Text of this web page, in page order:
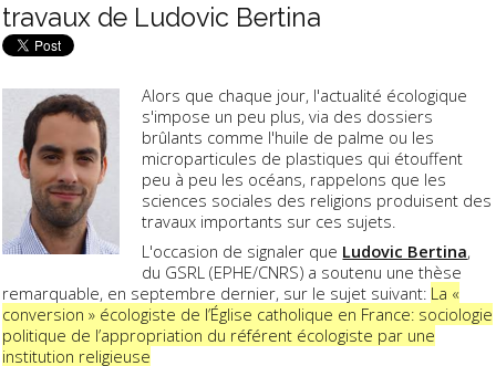
travaux de Ludovic Bertina
Alors que chaque jour, l'actualité écologique
s'impose un peu plus, via des dossiers
brûlants comme l'huile de palme ou les
microparticules de plastiques qui étouffent
peu à peu les océans, rappelons que les
sciences sociales des religions produisent des
travaux importants sur ces sujets.
L'occasion de signaler que Ludovic Bertina,
du GSRL (EPHE/CNRS) a soutenu une thèse
remarquable, en septembre dernier, sur le sujet suivant: La «
conversion » écologiste de l’Église catholique en France: sociologie
politique de l’appropriation du référent écologiste par une
institution religieuse